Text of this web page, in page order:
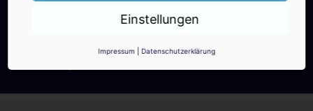
INSIDE-Newsletter erhalten.
Einstellungen
Impressum Datenschutzerklärung